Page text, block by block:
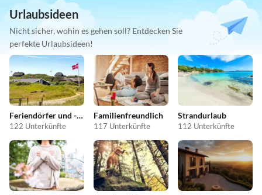
Urlaubsideen
Nicht sicher, wohin es gehen soll? Entdecken Sie
perfekte Urlaubsideen!
Feriendörfer und -anlagen
122 Unterkünfte
Familienfreundlich
117 Unterkünfte
Strandurlaub
112 Unterkünfte